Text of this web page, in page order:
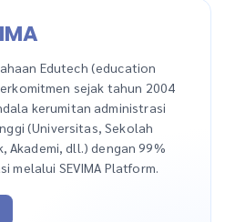
Edutech (education
sejak tahun 2004
kerumitan administrasi
(Universitas, Sekolah
dll.) dengan 99%
melalui SEVIMA Platform.